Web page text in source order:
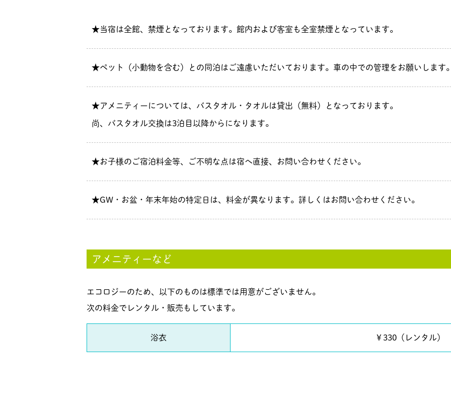
★当宿は全館、禁煙となっております。館内および客室も全室禁煙となっています。
★ペット（小動物を含む）との同泊はご遠慮いただいております。車の中での管理をお願いします
★アメニティーについては、バスタオル・タオルは貸出（無料）となっております。
尚、バスタオル交換は3泊目以降からになります。
★お子様のご宿泊料金等、ご不明な点は宿へ直接、お問い合わせください。
★GW・お盆・年末年始の特定日は、料金が異なります。詳しくはお問い合わせください。
アメニティーなど
エコロジーのため、以下のものは標準では用意がございません。
次の料金でレンタル・販売もしています。
浴衣 ￥330（レンタル）